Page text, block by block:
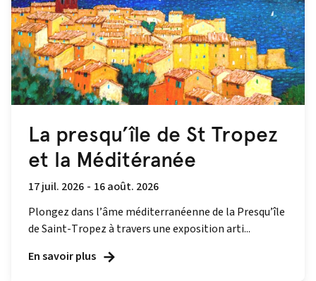
La presqu’île de St Tropez
et la Méditéranée
17 juil. 2026 - 16 août. 2026
Plongez dans l’âme méditerranéenne de la Presqu’île
de Saint-Tropez à travers une exposition arti...
En savoir plus